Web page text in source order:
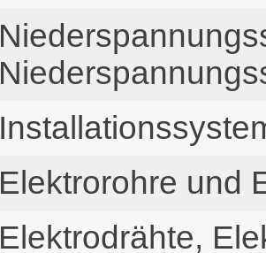
Elektrorohre und
Elektrodrähte,